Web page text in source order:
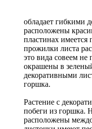
обладает гибкими
расположены
пластинах имеется
прожилки листа
это вида совеем не
окрашены в
декоративными
горшка.
Растение с
побеги из горшка.
расположены